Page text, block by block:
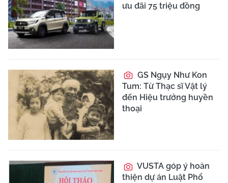
ưu đãi 75 triệu đồng
GS Ngụy Như Kon
Tum: Từ Thạc sĩ Vật lý
đến Hiệu trưởng huyền
thoại
VUSTA góp ý hoàn
thiện dự án Luật Phổ